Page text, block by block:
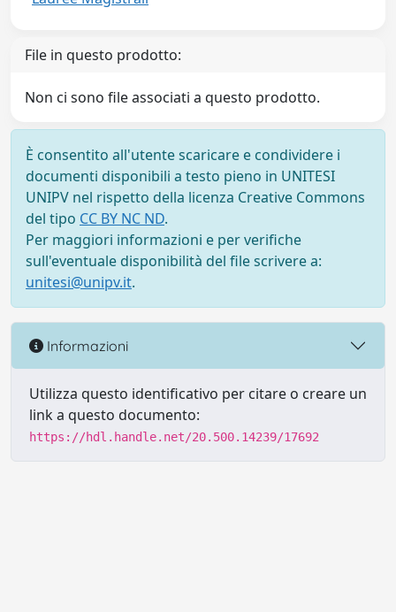
File in questo prodotto:
Non ci sono file associati a questo prodotto.
È consentito all'utente scaricare e condividere i
documenti disponibili a testo pieno in UNITESI
UNIPV nel rispetto della licenza Creative Commons
del tipo CC BY NC ND.
Per maggiori informazioni e per verifiche
sull'eventuale disponibilità del file scrivere a:
unitesi@unipv.it.
Informazioni
Utilizza questo identificativo per citare o creare un
link a questo documento:
https://hdl.handle.net/20.500.14239/17692